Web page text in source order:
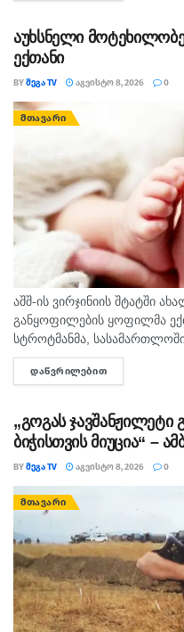
აუხსნელი
ექთანი
BYᲛᲔᲒᲐ TV ᲐᲒᲕᲘᲡᲢᲝ 8, 2026 0
ᲛᲗᲐᲕᲐᲠᲘ
აშშ-ის ვირჯინიის შტატში
განყოფილების ყოფილმა
სტროტმანმა,
ბავშვზე ძალადობის
ერთ-ერთ ყველაზე
ᲓᲐᲬᲕᲠᲘᲚᲔᲑᲘᲗ
„გოგას
ბიჭისთვის მიუცია“ –
BYᲛᲔᲒᲐ TV ᲐᲒᲕᲘᲡᲢᲝ 8, 2026 0
ᲛᲗᲐᲕᲐᲠᲘ